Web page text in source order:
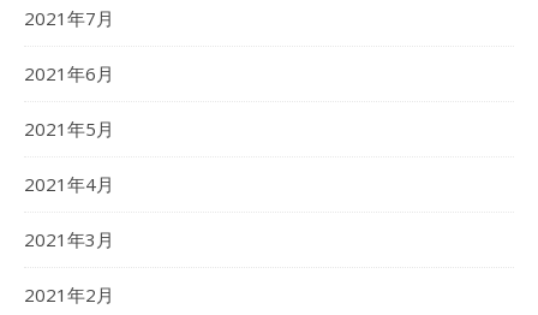
2021年7月
2021年6月
2021年5月
2021年4月
2021年3月
2021年2月